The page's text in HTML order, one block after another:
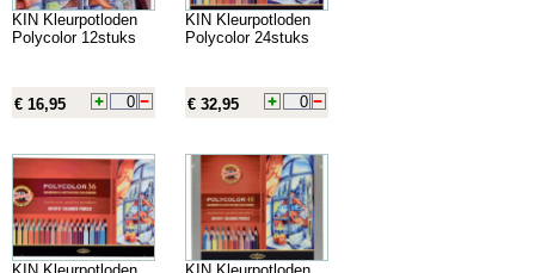
KIN Kleurpotloden
Polycolor 12stuks
€ 16,95
KIN Kleurpotloden
Polycolor 24stuks
€ 32,95